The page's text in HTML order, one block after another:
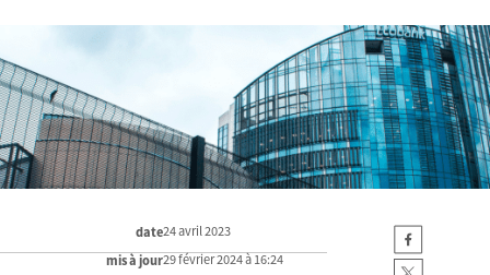
date24 avril 2023
mis à jour29 février 2024 à 16:24